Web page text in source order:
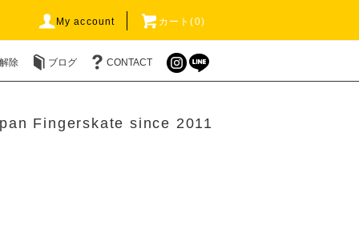
My account カート(0)
除 ブログ CONTACT
Fingerskate since 2011